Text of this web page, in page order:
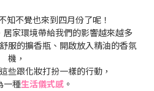
知不覺也來到四月份了呢！
家環境帶給我們的影響越來越多
服的擴香瓶、開啟放入精油的香氛
機，
些跟化妝打扮一樣的行動，
一種生活儀式感 。